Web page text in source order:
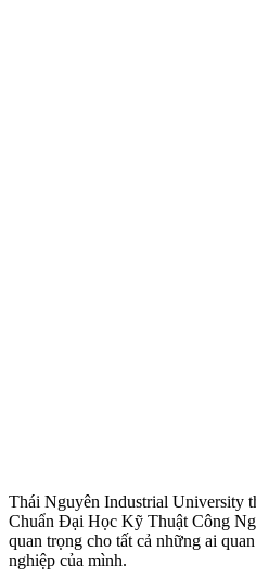
Thái Nguyên Industrial University
Chuẩn Đại Học Kỹ Thuật Công
quan trọng cho tất cả những ai
nghiệp của mình.